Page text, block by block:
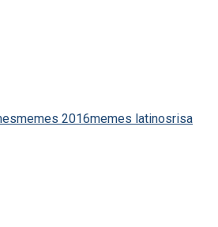
memes 2016memes latinosrisa